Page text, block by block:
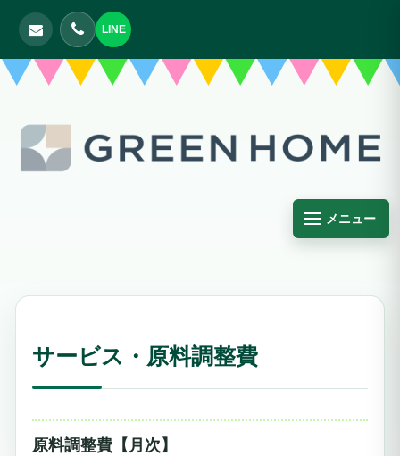
LINE
メニュー
サービス・原料調整費
原料調整費【月次】